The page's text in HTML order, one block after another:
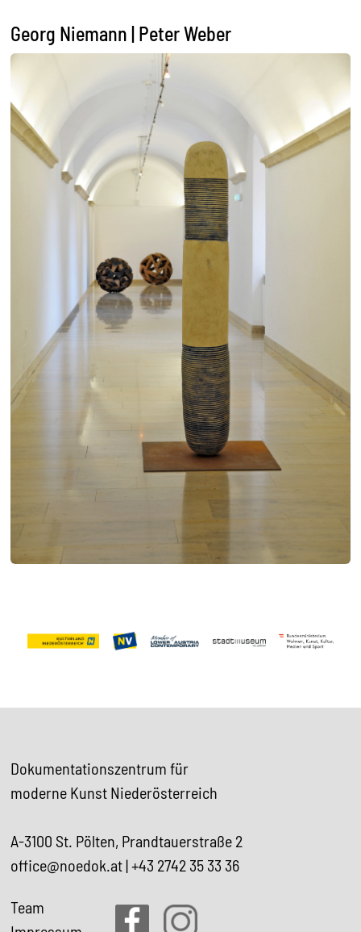
Georg Niemann | Peter Weber
Dokumentationszentrum für
moderne Kunst Niederösterreich
A-3100 St. Pölten, Prandtauerstraße 2
office@noedok.at|+43 2742 35 33 36
Team